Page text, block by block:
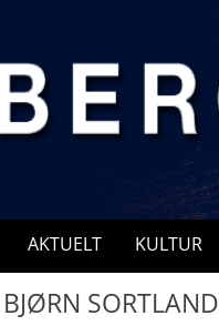
AKTUELT KULTUR
SORTLAND